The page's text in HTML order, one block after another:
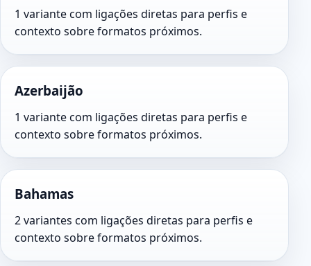
1 variante com ligações diretas para perfis e
contexto sobre formatos próximos.
Azerbaijão
1 variante com ligações diretas para perfis e
contexto sobre formatos próximos.
Bahamas
2 variantes com ligações diretas para perfis e
contexto sobre formatos próximos.